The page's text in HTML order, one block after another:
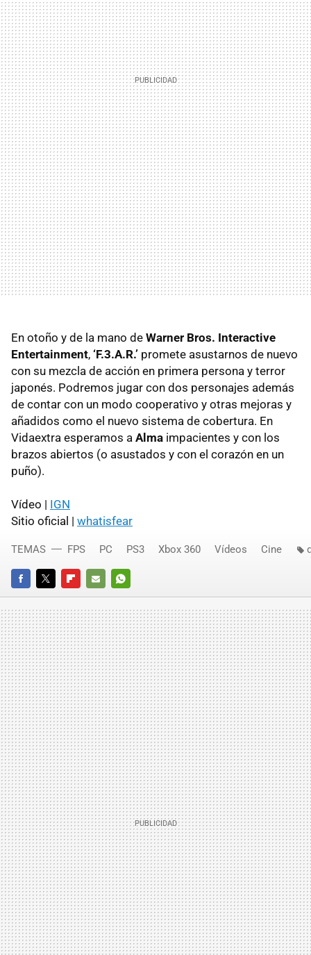
En otoño y de la mano de Warner Bros. Interactive
Entertainment, ‘F.3.A.R.’ promete asustarnos de nuevo
con su mezcla de acción en primera persona y terror
japonés. Podremos jugar con dos personajes además
de contar con un modo cooperativo y otras mejoras y
añadidos como el nuevo sistema de cobertura. En
Vidaextra esperamos a Alma impacientes y con los
brazos abiertos (o asustados y con el corazón en un
puño).
Vídeo | IGN
Sitio oficial | whatisfear
FACEBOOKTWITTERFLIPBOARD
E-
MAIL
WHATSAPP
TEMAS FPS PC PS3 Xbox 360 Vídeos Cine